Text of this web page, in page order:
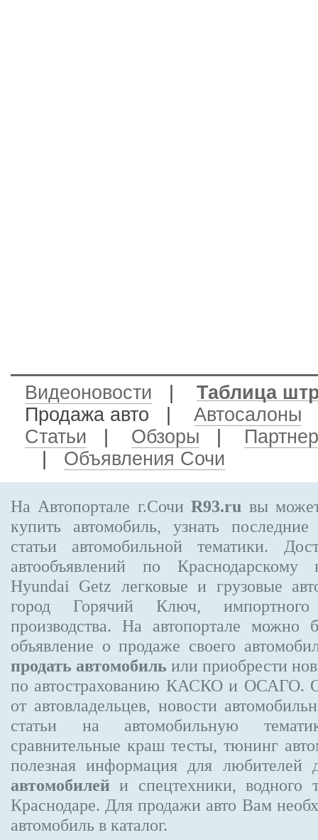
Видеоновости
Таблица
Продажа авто
Автосалоны
Статьи
Обзоры
Объявления Сочи
На Автопортале г.СочиR93.ru вы
купить автомобиль, узнать
статьи автомобильной тематики.
автообъявлений по
Hyundai Getz легковые и грузовые
город Горячий Ключ, импортного
производства. На автопортале можно
объявление о продаже своего
продать автомобиль или приобрести
по автострахованию КАСКО и ОСАГО.
от автовладельцев, новости
статьи на автомобильную
сравнительные краш тесты, тюнинг
полезная информация для любителей
автомобилей и спецтехники, водного
Краснодаре. Для продажи авто Вам
автомобиль в каталог.